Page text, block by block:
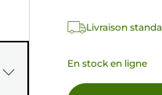
Livraison
En stock en ligne